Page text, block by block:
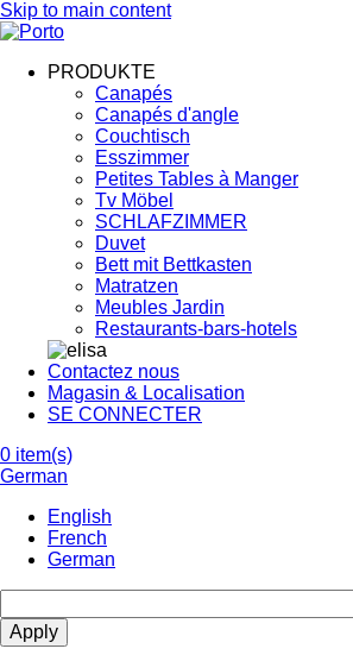
Skip to main content
PRODUKTE
Canapés
Canapés d'angle
Couchtisch
Esszimmer
Petites Tables à Manger
Tv Möbel
SCHLAFZIMMER
Duvet
Bett mit Bettkasten
Matratzen
Meubles Jardin
Restaurants-bars-hotels
Contactez nous
Magasin & Localisation
SE CONNECTER
0 item(s)
German
English
French
German